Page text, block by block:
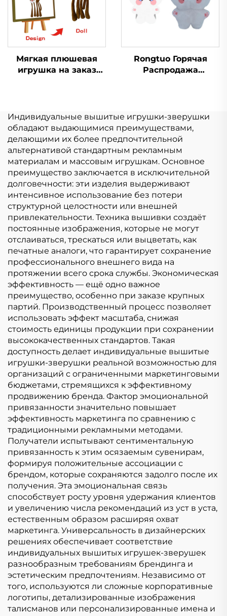
игрушки для
животных
Мягкая плюшевая
игрушка на заказ
плюшевая игрушка
Rongtuo Горячая
Распродажа
Пользовательские
Kpop Плюшевые
Игрушки Куклы 10 см
Индивидуальные вышитые игрушки-зверушки
обладают выдающимися преимуществами,
делающими их более предпочтительной
альтернативой стандартным рекламным
материалам и массовым игрушкам. Основное
преимущество заключается в исключительной
долговечности: эти изделия выдерживают
интенсивное использование без потери
структурной целостности или внешней
привлекательности. Техника вышивки создаёт
постоянные изображения, которые не могут
отслаиваться, трескаться или выцветать, как
печатные аналоги, что гарантирует сохранение
профессионального внешнего вида на
протяжении всего срока службы. Экономическая
эффективность — ещё одно важное
преимущество, особенно при заказе крупных
партий. Производственный процесс позволяет
использовать эффект масштаба, снижая
стоимость единицы продукции при сохранении
высококачественных стандартов. Такая
доступность делает индивидуальные вышитые
игрушки-зверушки реальной возможностью для
организаций с ограниченными маркетинговыми
бюджетами, стремящихся к эффективному
продвижению бренда. Фактор эмоциональной
привязанности значительно повышает
эффективность маркетинга по сравнению с
традиционными рекламными методами.
Получатели испытывают сентиментальную
привязанность к этим осязаемым сувенирам,
формируя положительные ассоциации с
брендом, которые сохраняются задолго после их
получения. Эта эмоциональная связь
способствует росту уровня удержания клиентов
и увеличению числа рекомендаций из уст в уста,
естественным образом расширяя охват
маркетинга. Универсальность в дизайнерских
решениях обеспечивает соответствие
индивидуальных вышитых игрушек-зверушек
разнообразным требованиям брендинга и
эстетическим предпочтениям. Независимо от
того, используются ли сложные корпоративные
логотипы, детализированные изображения
талисманов или персонализированные имена и